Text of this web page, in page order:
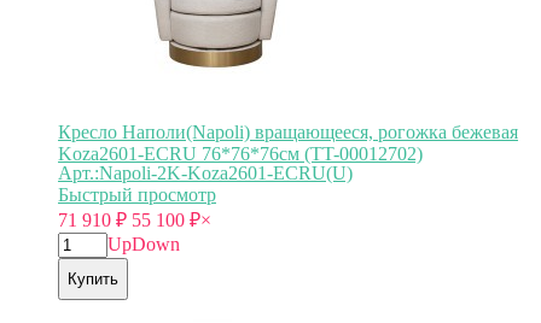
Кресло Наполи(Napoli) вращающееся, рогожка бежевая
Koza2601-ECRU 76*76*76см (TT-00012702)
Арт.:Napoli-2K-Koza2601-ECRU(U)
Быстрый просмотр
71 910 ₽ 55 100 ₽×
UpDown
Купить